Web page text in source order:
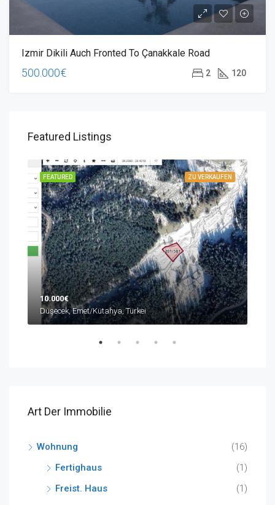
Izmir Dikili Auch Fronted To Çanakkale Road
500.000€ 2 120
Featured Listings
ZU VERKAUFEN
FEATURED
10.000€
Düşecek, Emet/Kütahya, Türkei
Art Der Immobilie
Wohnung
(16)
Fertighaus
(1)
Freist. Haus
(1)